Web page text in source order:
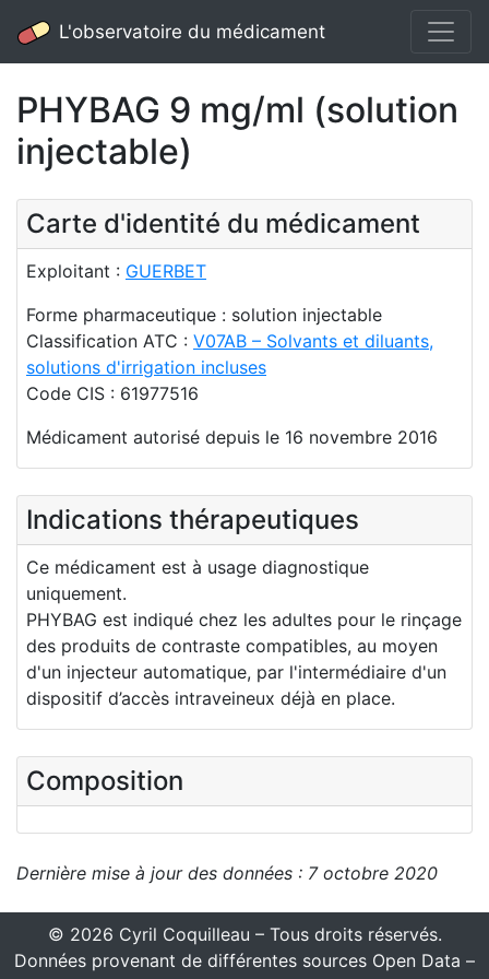
L'observatoire du médicament
PHYBAG 9 mg/ml (solution
injectable)
Carte d'identité du médicament
Exploitant : GUERBET
Forme pharmaceutique : solution injectable
Classification ATC : V07AB – Solvants et diluants,
solutions d'irrigation incluses
Code CIS : 61977516
Médicament autorisé depuis le 16 novembre 2016
Indications thérapeutiques
Ce médicament est à usage diagnostique
uniquement.
PHYBAG est indiqué chez les adultes pour le rinçage
des produits de contraste compatibles, au moyen
d'un injecteur automatique, par l'intermédiaire d'un
dispositif d’accès intraveineux déjà en place.
Composition
Dernière mise à jour des données : 7 octobre 2020
© 2026 Cyril Coquilleau – Tous droits réservés.
Données provenant de différentes sources Open Data –